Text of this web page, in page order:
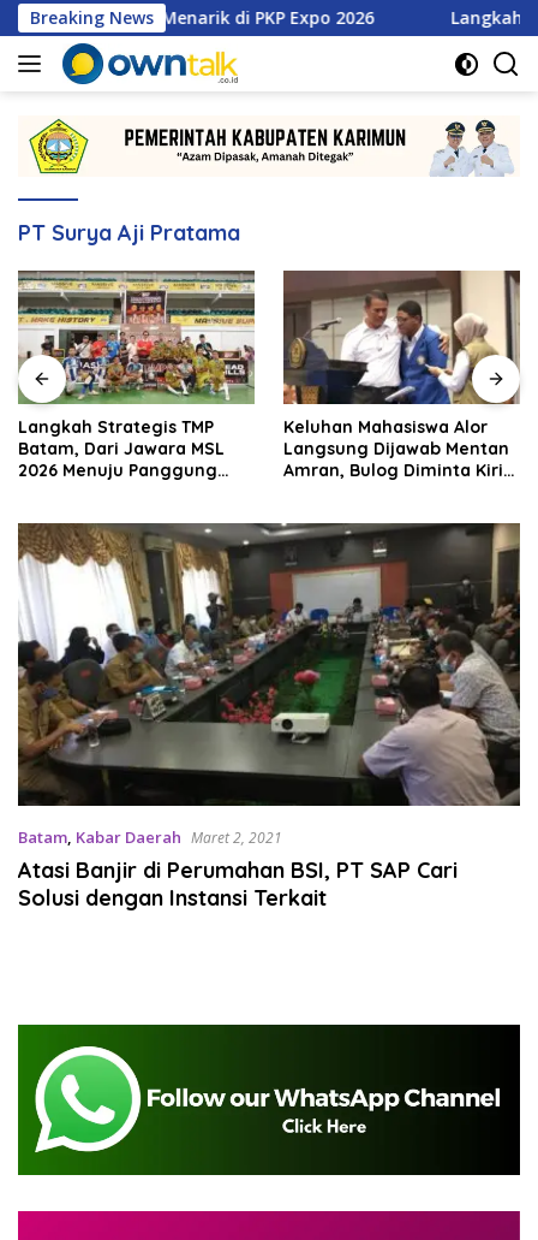
Langsung
ke
konten
Breaking News
Promo Menarik di PKP Expo 2026 Langkah Strategis
PT Surya Aji Pratama
Langkah Strategis TMP
Batam, Dari Jawara MSL
2026 Menuju Panggung
Keluhan Mahasiswa Alor
Langsung Dijawab Mentan
Amran, Bulog Diminta Kirim
Batam, Kabar Daerah Maret 2, 2021
Atasi Banjir di Perumahan BSI, PT SAP Cari
Solusi dengan Instansi Terkait